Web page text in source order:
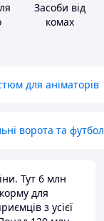
Засоби від
комах
для аніматорів
ворота та
Тут 6 млн
для
з усієї